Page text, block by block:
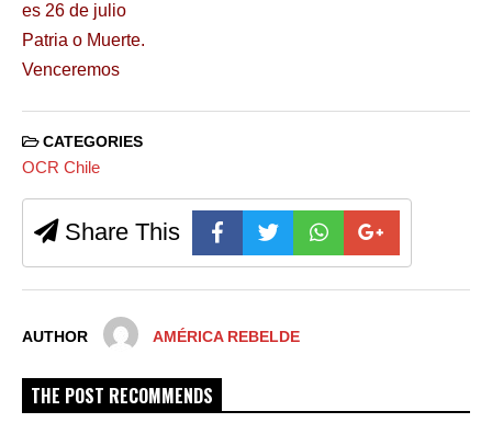
es 26 de julio
Patria o Muerte.
Venceremos
CATEGORIES
OCR Chile
Share This
AUTHOR AMÉRICA REBELDE
THE POST RECOMMENDS